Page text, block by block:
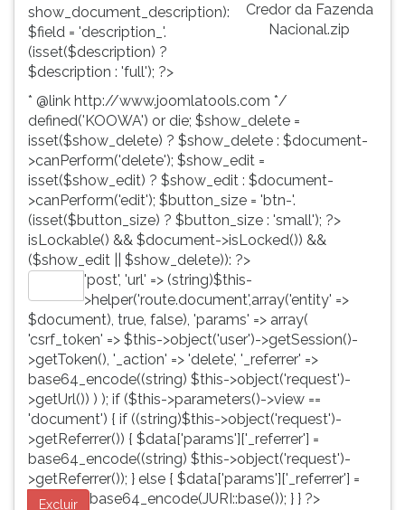
Credor da Fazenda
Nacional.zip
show_document_description):
$field = 'description_'.
(isset($description) ?
$description : 'full'); ?>
* @link http://www.joomlatools.com */
defined('KOOWA') or die; $show_delete =
isset($show_delete) ? $show_delete : $document-
>canPerform('delete'); $show_edit =
isset($show_edit) ? $show_edit : $document-
>canPerform('edit'); $button_size = 'btn-'.
(isset($button_size) ? $button_size : 'small'); ?>
isLockable() && $document->isLocked()) &&
($show_edit || $show_delete)): ?>
'post', 'url' => (string)$this-
>helper('route.document',array('entity' =>
$document), true, false), 'params' => array(
'csrf_token' => $this->object('user')->getSession()-
>getToken(), '_action' => 'delete', '_referrer' =>
base64_encode((string) $this->object('request')-
>getUrl()) ) ); if ($this->parameters()->view ==
'document') { if ((string)$this->object('request')-
>getReferrer()) { $data['params']['_referrer'] =
base64_encode((string) $this->object('request')-
>getReferrer()); } else { $data['params']['_referrer'] =
base64_encode(JURI::base()); } } ?>
Excluir